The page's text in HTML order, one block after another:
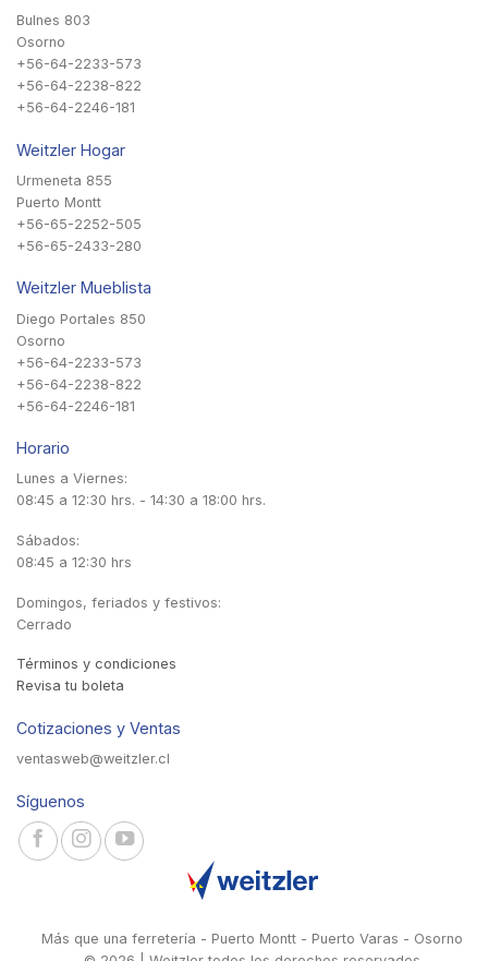
Bulnes 803
Osorno
+56-64-2233-573
+56-64-2238-822
+56-64-2246-181
Weitzler Hogar
Urmeneta 855
Puerto Montt
+56-65-2252-505
+56-65-2433-280
Weitzler Mueblista
Diego Portales 850
Osorno
+56-64-2233-573
+56-64-2238-822
+56-64-2246-181
Horario
Lunes a Viernes:
08:45 a 12:30 hrs. - 14:30 a 18:00 hrs.
Sábados:
08:45 a 12:30 hrs
Domingos, feriados y festivos:
Cerrado
Términos y condiciones
Revisa tu boleta
Cotizaciones y Ventas
ventasweb@weitzler.cl
Síguenos
Más que una ferretería - Puerto Montt - Puerto Varas - Osorno